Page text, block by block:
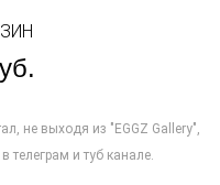
не выходя из "EGGZ Gallery",
телеграм и туб канале.